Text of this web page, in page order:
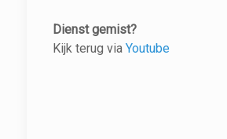
Dienst gemist?
Kijk terug via Youtube